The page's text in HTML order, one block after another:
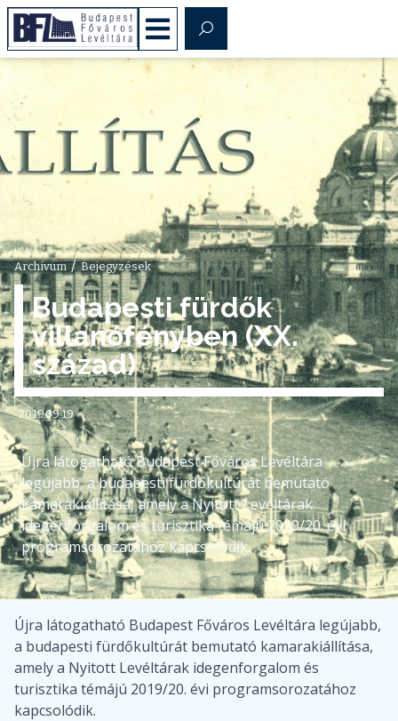
Archívum / Bejegyzések
Budapesti fürdők
villanófényben (XX.
század)
2019.09.19
Újra látogatható Budapest Főváros Levéltára
legújabb, a budapesti fürdőkultúrát bemutató
kamarakiállítása, amely a Nyitott Levéltárak
idegenforgalom és turisztika témájú 2019/20. évi
programsorozatához kapcsolódik.
Újra látogatható Budapest Főváros Levéltára legújabb,
a budapesti fürdőkultúrát bemutató kamarakiállítása,
amely a Nyitott Levéltárak idegenforgalom és
turisztika témájú 2019/20. évi programsorozatához
kapcsolódik.